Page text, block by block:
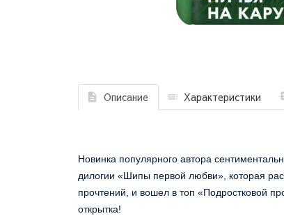
Описание Характеристики
Новинка популярного автора
дилогии «Шипы первой любви», которая
прочтений, и вошел в топ «Подростковой
открытка!